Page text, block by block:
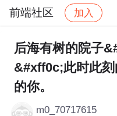
前端社区 加入
社区 前端社区 感
后海有树的院子
&#xff0c;此时此
的你。
m0_70717615